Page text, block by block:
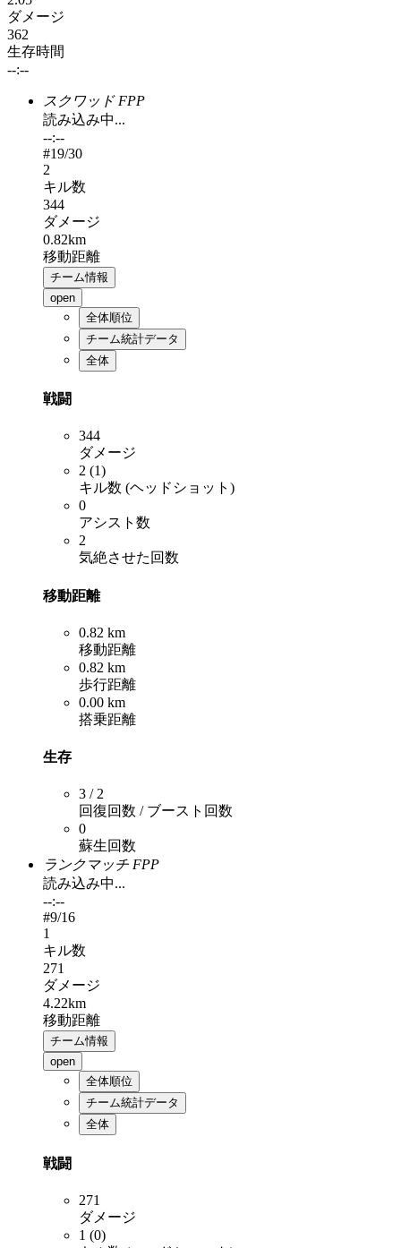
ダメージ
362
生存時間
--:--
スクワッド FPP
読み込み中...
--:--
#19/30
2
キル数
344
ダメージ
0.82km
移動距離
チーム情報
open
全体順位
チーム統計データ
全体
戦闘
344
ダメージ
2 (1)
キル数 (ヘッドショット)
0
アシスト数
2
気絶させた回数
移動距離
0.82 km
移動距離
0.82 km
歩行距離
0.00 km
搭乗距離
生存
3 / 2
回復回数 / ブースト回数
0
蘇生回数
ランクマッチ FPP
読み込み中...
--:--
#9/16
1
キル数
271
ダメージ
4.22km
移動距離
チーム情報
open
全体順位
チーム統計データ
全体
戦闘
271
ダメージ
1 (0)